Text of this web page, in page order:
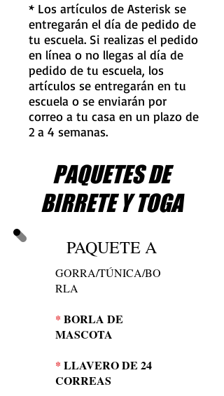
* Los artículos de Asterisk se
entregarán el día de pedido de
tu escuela. Si realizas el pedido
en línea o no llegas al día de
pedido de tu escuela, los
artículos se entregarán en tu
escuela o se enviarán por
correo a tu casa en un plazo de
2 a 4 semanas.
PAQUETES DE
BIRRETE Y TOGA
PAQUETE A
GORRA/TÚNICA/BO
RLA
* BORLA DE
MASCOTA
* LLAVERO DE 24
CORREAS